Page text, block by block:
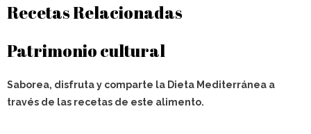
Recetas Relacionadas
Patrimonio cultural
Saborea, disfruta y comparte la Dieta Mediterránea a
través de las recetas de este alimento.